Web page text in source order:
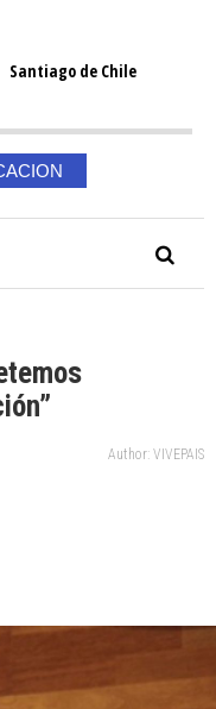
Santiago de Chile
Author: VIVEPAIS